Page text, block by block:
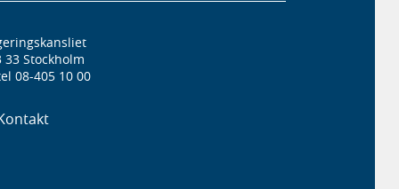
33 Stockholm
08-405 10 00